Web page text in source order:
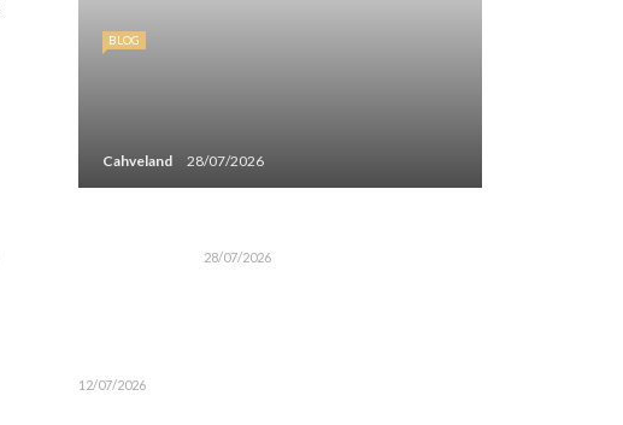
BLOG
Cahveland 28/07/2026
28/07/2026
12/07/2026